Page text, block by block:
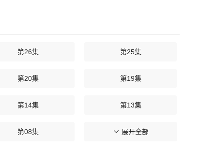
第26集 第25集
第20集 第19集
第14集 第13集
第08集 第07集
展开全部